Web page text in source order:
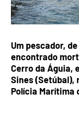
Um pescador,
encontrado
Cerro da Águia,
Sines (Setúbal),
Polícia Marítima